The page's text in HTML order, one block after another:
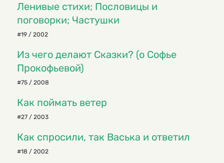
Ленивые стихи; Пословицы и
поговорки; Частушки
#19 / 2002
Из чего делают Сказки? (о Софье
Прокофьевой)
#75 / 2008
Как поймать ветер
#27 / 2003
Как спросили, так Васька и ответил
#18 / 2002